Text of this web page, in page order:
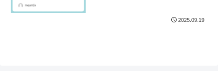
2025.09.19